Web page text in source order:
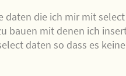
daten die ich mir mit select
bauen mit denen ich
daten so dass es keine